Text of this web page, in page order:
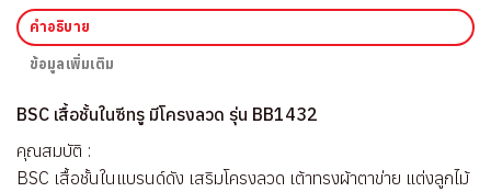
คำอธิบาย
ข้อมูลเพิ่มเติม
BSC เสื้อชั้นในซีทรู มีโครงลวด รุ่น BB1432
คุณสมบัติ :
BSC เสื้อชั้นในแบรนด์ดัง เสริมโครงลวด เต้าทรงผ้าตาข่าย แต่งลูกไม้